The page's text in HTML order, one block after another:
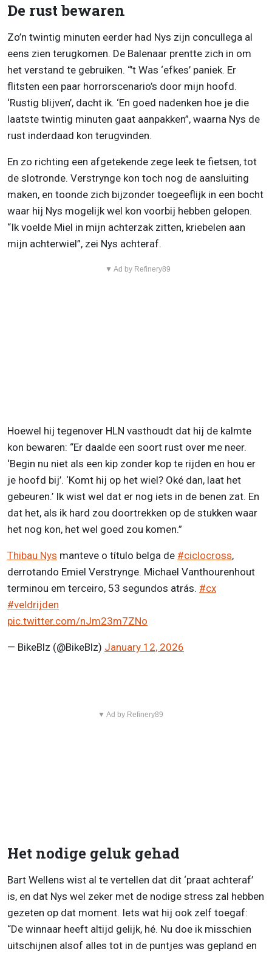
De rust bewaren
Zo’n twintig minuten eerder had Nys zijn concullega al
eens zien terugkomen. De Balenaar prentte zich in om
het verstand te gebruiken. “’t Was ‘efkes’ paniek. Er
flitsten een paar horrorscenario’s door mijn hoofd.
‘Rustig blijven’, dacht ik. ‘En goed nadenken hoe je die
laatste twintig minuten gaat aanpakken”, waarna Nys de
rust inderdaad kon terugvinden.
En zo richting een afgetekende zege leek te fietsen, tot
de slotronde. Verstrynge kon toch nog de aansluiting
maken, en toonde zich bijzonder toegeeflijk in een bocht
waar hij Nys mogelijk wel kon voorbij hebben gelopen.
“Ik voelde Miel in mijn achterzak zitten, kriebelen aan
mijn achterwiel”, zei Nys achteraf.
▼ Ad by Refinery89
Hoewel hij tegenover HLN vasthoudt dat hij de kalmte
kon bewaren: “Er daalde een soort rust over me neer.
‘Begin nu niet als een kip zonder kop te rijden en hou er
je hoofd bij’. ‘Komt hij op het wiel? Oké dan, laat het
gebeuren.’ Ik wist wel dat er nog iets in de benen zat. En
dat het, als ik hard zou doortrekken op de stukken waar
het nog kon, het wel goed zou komen.”
Thibau Nys manteve o título belga de #ciclocross,
derrotando Emiel Verstrynge. Michael Vanthourenhout
terminou em terceiro, 53 segundos atrás. #cx
#veldrijden
pic.twitter.com/nJm23m7ZNo
— BikeBlz (@BikeBlz) January 12, 2026
▼ Ad by Refinery89
Het nodige geluk gehad
Bart Wellens wist al te vertellen dat dit ‘praat achteraf’
is, en dat Nys wel zeker met de nodige stress zal hebben
gezeten op dat moment. Iets wat hij ook zelf toegaf:
“De winnaar heeft altijd gelijk, hé. Nu doe ik misschien
uitschijnen alsof alles tot in de puntjes was gepland en